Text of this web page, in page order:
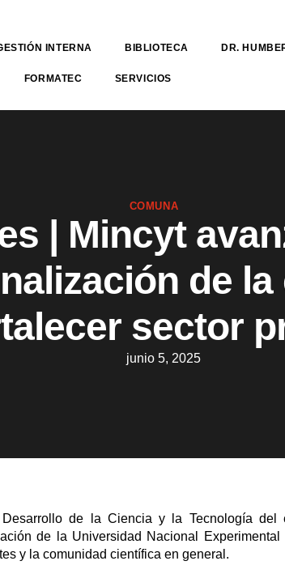
INTERNA BIBLIOTECA DR.
FORMATEC SERVICIOS
COMUNA
| Mincyt
de la
sector
junio 5, 2025
de la Ciencia y la Tecnología del
de la Universidad Nacional Experimental
y la comunidad científica en general.